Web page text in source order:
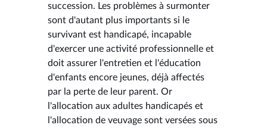
succession. Les problèmes à surmonter
sont d'autant plus importants si le
survivant est handicapé, incapable
d'exercer une activité professionnelle et
doit assurer l'entretien et l'éducation
d'enfants encore jeunes, déjà affectés
par la perte de leur parent. Or
l'allocation aux adultes handicapés et
l'allocation de veuvage sont versées sous